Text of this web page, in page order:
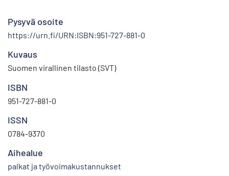
Pysyvä osoite
https://urn.fi/URN:ISBN:951-727-881-0
Kuvaus
Suomen virallinen tilasto (SVT)
ISBN
951-727-881-0
ISSN
0784-9370
Aihealue
palkat ja työvoimakustannukset